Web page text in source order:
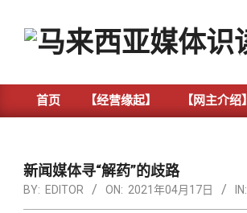
content
Primary
首页 【经营缘起】 【网主介绍】
新闻媒体寻“解药”的歧路
BY: EDITOR ON: 2021年04月17日 IN: